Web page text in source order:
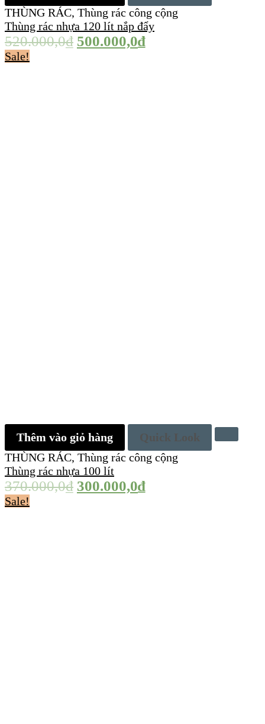
THÙNG RÁC, Thùng rác công cộng
Thùng rác nhựa 120 lít nắp đẩy
520.000,0₫ 500.000,0₫
Sale!
Thêm vào giỏ hàng
Quick Look
THÙNG RÁC, Thùng rác công cộng
Thùng rác nhựa 100 lít
370.000,0₫ 300.000,0₫
Sale!